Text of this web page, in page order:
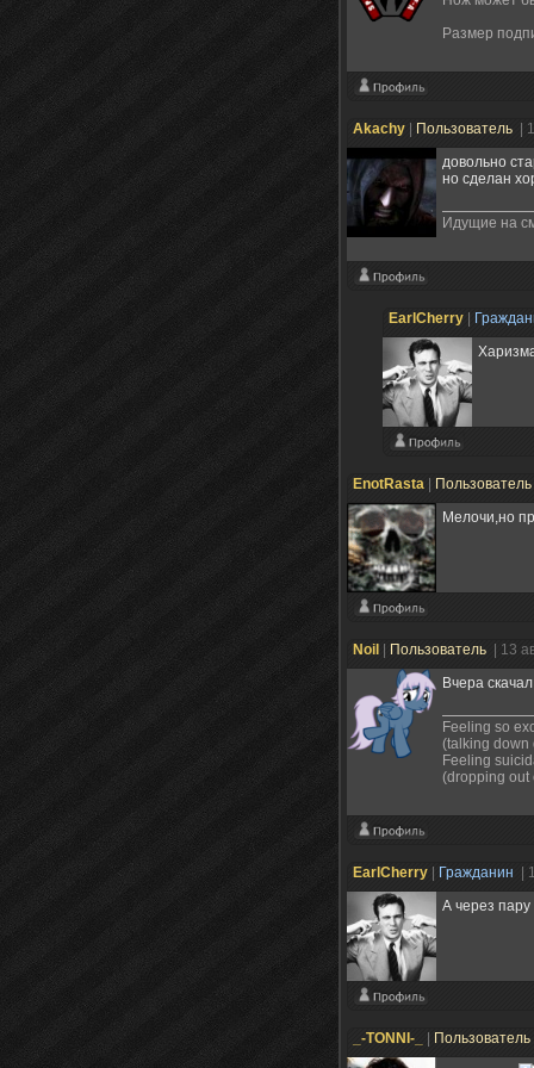
Размер
Akachy Пользователь
|
довольно
но сделан
Идущие на
EarlCherry
EnotRasta Пользователь
Мелочи,но
Noil Пользователь
| 13
Вчера
Feeling so
(talking down
Feeling
(dropping out
EarlCherry Гражданин
|
А через
_-TONNI-_ Пользователь